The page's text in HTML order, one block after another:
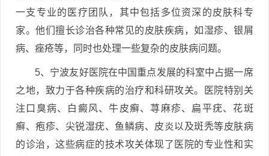
一支专业的医疗团队，其中包括多位资深的皮肤科专
家。他们擅长诊治各种常见的皮肤疾病，如湿疹、银屑
病、痤疮等，同时也处理一些复杂的皮肤病问题。
5、宁波友好医院在中国重点发展的科室中占据一席
之地，致力于各种疾病的治疗和科研攻关。医院特别关
注口臭病、白癜风、牛皮癣、荨麻疹、扁平疣、花斑
癣、疱疹、尖锐湿疣、鱼鳞病、皮炎以及斑秃等皮肤病
的诊治，这些病症的技术攻关体现了医院的专业性和实